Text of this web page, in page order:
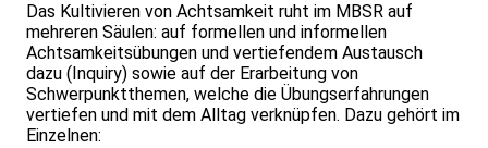
Das Kultivieren von Achtsamkeit ruht im MBSR auf
mehreren Säulen: auf formellen und informellen
Achtsamkeitsübungen und vertiefendem Austausch
dazu (Inquiry) sowie auf der Erarbeitung von
Schwerpunktthemen, welche die Übungserfahrungen
vertiefen und mit dem Alltag verknüpfen. Dazu gehört im
Einzelnen: